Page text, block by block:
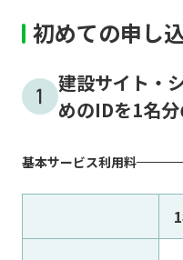
初めての申し
建設サイト・
めのIDを1名
基本サービス利用料